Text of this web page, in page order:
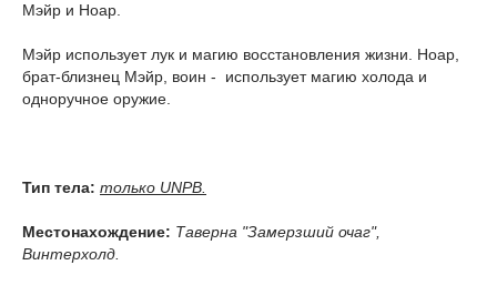
Мэйр и Ноар.
Мэйр использует лук и магию восстановления жизни. Ноар,
брат-близнец Мэйр, воин - использует магию холода и
одноручное оружие.
Тип тела: только UNPB.
Местонахождение: Таверна "Замерзший очаг",
Винтерхолд.